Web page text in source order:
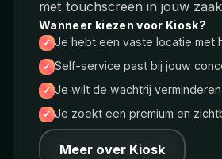
met touchscreen in jouw
Wanneer kiezen voor Kiosk?
Je hebt een vaste locatie met
Self-service past bij jouw
Je wilt de wachtrij verminderen
Je zoekt een premium en
Meer over Kiosk